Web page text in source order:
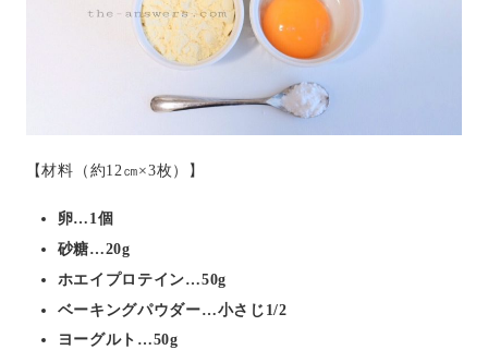
【材料（約12㎝×3枚）】
卵…1個
砂糖…20g
ホエイプロテイン…50g
ベーキングパウダー…小さじ1/2
ヨーグルト…50g